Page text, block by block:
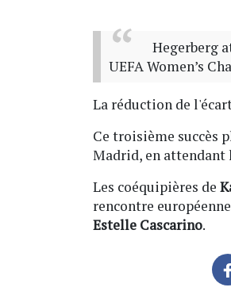
Hegerberg
UEFA Women’s
La réduction de
Ce troisième succès
Madrid, en attendant
Les coéquipières de
rencontre
Estelle Cascarino.